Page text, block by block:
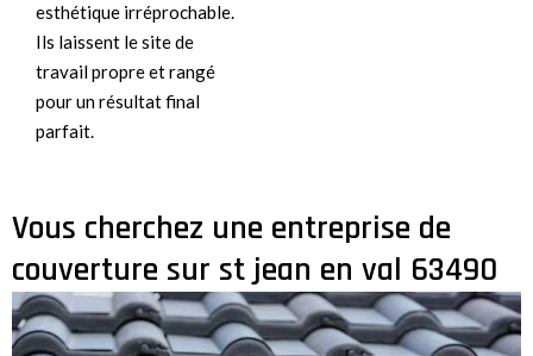
esthétique irréprochable.
Ils laissent le site de
travail propre et rangé
pour un résultat final
parfait.
Vous cherchez une entreprise de
couverture sur st jean en val 63490